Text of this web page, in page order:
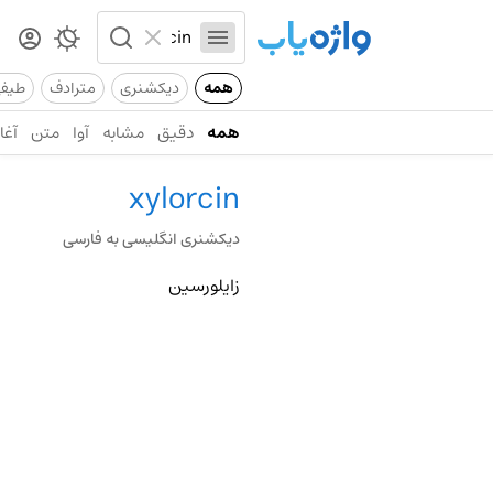
همه دیکشنری مترادف
همه دقیق مشابه آوا متن
xylorcin
دیکشنری انگلیسی به فارسی
زایلورسین